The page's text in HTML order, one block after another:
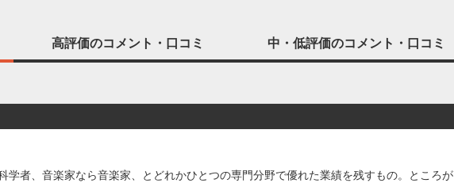
高評価のコメント・口コミ 中・低評価のコメント・口コミ
学者、音楽家なら音楽家、とどれかひとつの専門分野で優れた業績を残すもの。ところが